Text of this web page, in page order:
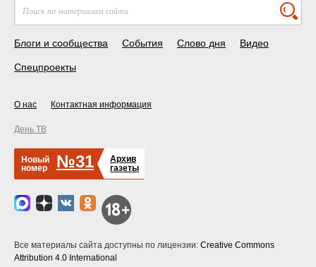
Блоги и сообщества События Слово дня Видео
Спецпроекты
О нас Контактная информация
День ТВ
Новый
номер
№31
Архив
газеты
Все материалы сайта доступны по лицензии: Creative Commons
Attribution 4.0 International